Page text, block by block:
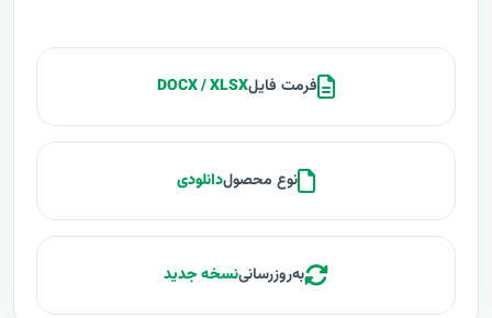
فرمت فایلDOCX / XLSX
نوع محصولدانلودی
به‌روزرسانینسخه جدید